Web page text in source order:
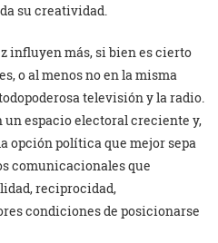
su creatividad.
influyen más, si bien es cierto
o al menos no en la misma
televisión y la radio.
un espacio electoral creciente y,
opción política que mejor sepa
comunicacionales que
reciprocidad,
condiciones de posicionarse